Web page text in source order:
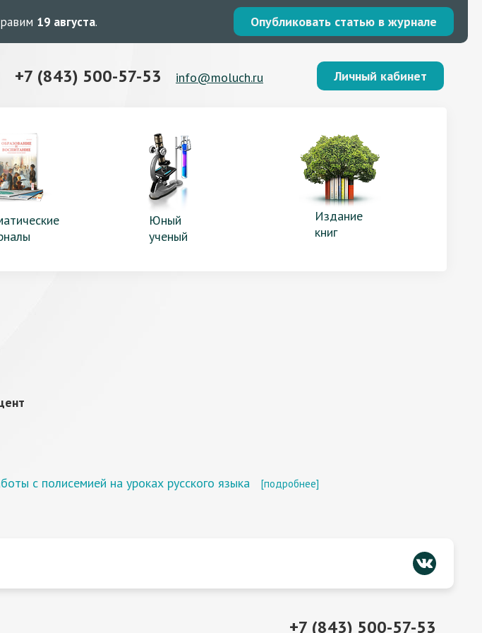
19 августа. Опубликовать статью в журнале
+7 (843) 500-57-53 info@moluch.ru Личный кабинет
Юный
ученый
Издание
книг
с полисемией на уроках русского языка [подробнее]
+7 (843) 500-57-53